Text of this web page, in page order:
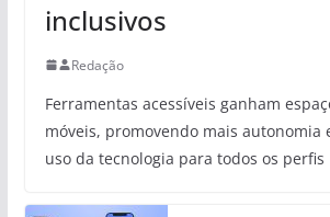
inclusivos
Redação
Ferramentas acessíveis ganham
móveis, promovendo mais autonomia
uso da tecnologia para todos os perfis